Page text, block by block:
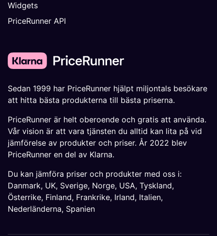
Widgets
PriceRunner API
Sedan 1999 har PriceRunner hjälpt miljontals besökare
att hitta bästa produkterna till bästa priserna.
PriceRunner är helt oberoende och gratis att använda.
Vår vision är att vara tjänsten du alltid kan lita på vid
jämförelse av produkter och priser. År 2022 blev
PriceRunner en del av Klarna.
Du kan jämföra priser och produkter med oss i:
Danmark, UK, Sverige, Norge, USA, Tyskland,
Österrike, Finland, Frankrike, Irland, Italien,
Nederländerna, Spanien